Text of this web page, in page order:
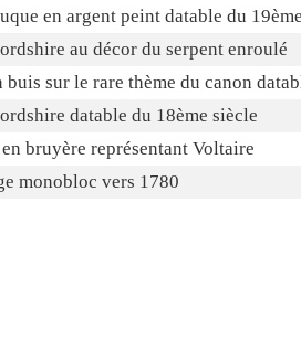
en argent peint datable du
au décor du serpent enroulé
buis sur le rare thème du canon
datable du 18ème siècle
bruyère représentant Voltaire
monobloc vers 1780